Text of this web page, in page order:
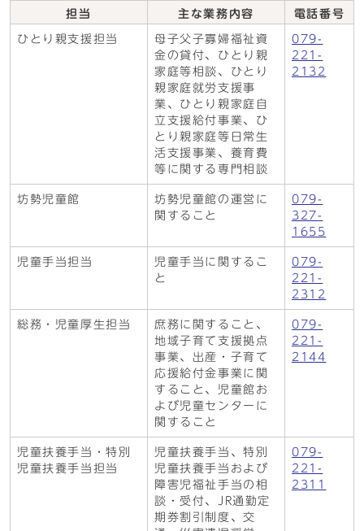
担当 主な業務内容 電話番号
ひとり親支援担当
母子父子寡婦福祉資
金の貸付、ひとり親
家庭等相談、ひとり
親家庭就労支援事
業、ひとり親家庭自
立支援給付事業、ひ
とり親家庭等日常生
活支援事業、養育費
等に関する専門相談
079-
221-
2132
坊勢児童館
坊勢児童館の運営に
関すること
079-
327-
1655
児童手当担当
児童手当に関するこ
と
079-
221-
2312
総務・児童厚生担当
庶務に関すること、
地域子育て支援拠点
事業、出産・子育て
応援給付金事業に関
すること、児童館お
よび児童センターに
関すること
079-
221-
2144
児童扶養手当・特別
児童扶養手当担当
児童扶養手当、特別
児童扶養手当および
障害児福祉手当の相
談・受付、JR通勤定
期券割引制度、交
079-
221-
2311